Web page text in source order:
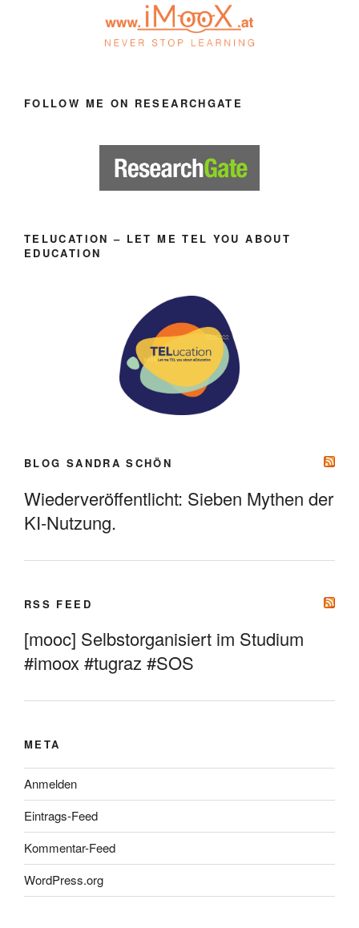
FOLLOW ME ON RESEARCHGATE
TELUCATION – LET ME TEL YOU ABOUT
EDUCATION
BLOG SANDRA SCHÖN
Wiederveröffentlicht: Sieben Mythen der
KI-Nutzung.
RSS FEED
[mooc] Selbstorganisiert im Studium
#imoox #tugraz #SOS
META
Anmelden
Eintrags-Feed
Kommentar-Feed
WordPress.org